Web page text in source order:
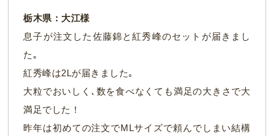
栃木県：大江様
息子が注文した佐藤錦と紅秀峰のセットが届きまし
た｡
紅秀峰は2Lが届きました｡
大粒でおいしく､数を食べなくても満足の大きさで大
満足でした！
昨年は初めての注文でMLサイズで頼んでしまい結構